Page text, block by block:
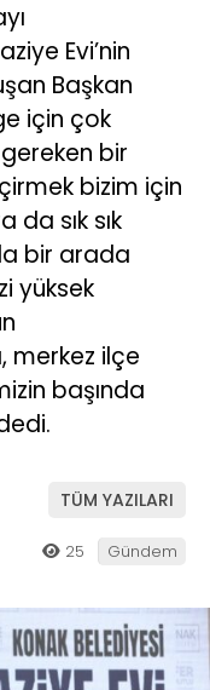
Evi’nin
Başkan
için çok
bir
bizim için
sık sık
bir arada
yüksek
merkez ilçe
başında
TÜM YAZILARI
25 Gündem